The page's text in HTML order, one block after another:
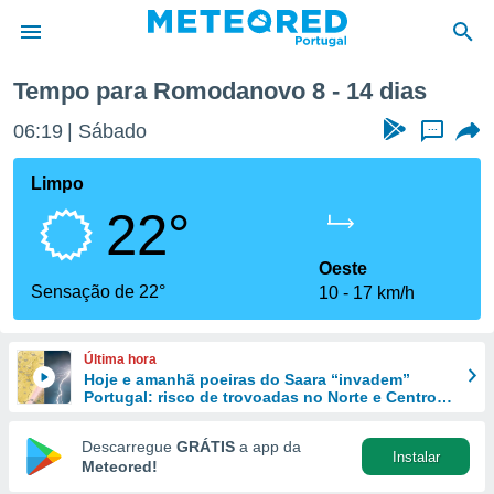
da
foi
fornecidas
a este
das
e
forma
digital
Tempo para Romodanovo 8 - 14 dias
06:19 Sábado ...
Limpo
22°
Sensação de 22°
Oeste
10
17 km/h
Última hora
Hoje e amanhã poeiras do Saara “invadem”
Portugal: risco de trovoadas no Norte e Centro
Descarregue GRÁTIS a app da
Meteored!
Instalar